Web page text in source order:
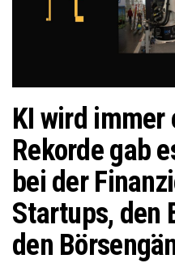
KI wird
Rekorde gab
bei der
Startups, den
den